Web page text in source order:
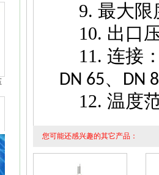
9. 最大
10. 出口
11. 连接
DN 65、 DN
12. 温度
您可能还感兴趣的其它产品：